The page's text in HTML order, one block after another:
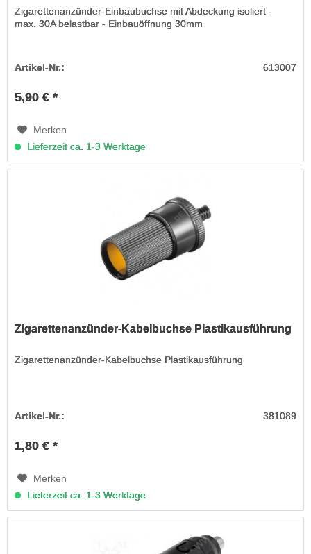
Zigarettenanzünder-Einbaubuchse mit Abdeckung isoliert -
max. 30A belastbar - Einbauöffnung 30mm
Artikel-Nr.: 613007
5,90 € *
Merken
Lieferzeit ca. 1-3 Werktage
Zigarettenanzünder-Kabelbuchse Plastikausführung
Zigarettenanzünder-Kabelbuchse Plastikausführung
Artikel-Nr.: 381089
1,80 € *
Merken
Lieferzeit ca. 1-3 Werktage